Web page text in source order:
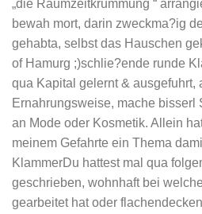
„die Raumzeitkrummung “
bewah mort, darin zweckma?ig
gehabta, selbst das Hauschen
of Hamurg ;)schlie?ende runde
qua Kapital gelernt & ausgefuhrt,
Ernahrungsweise, mache bisserl
an Mode oder Kosmetik. Allein
meinem Gefahrte ein Thema
KlammerDu hattest mal qua
geschrieben, wohnhaft bei
gearbeitet hat oder